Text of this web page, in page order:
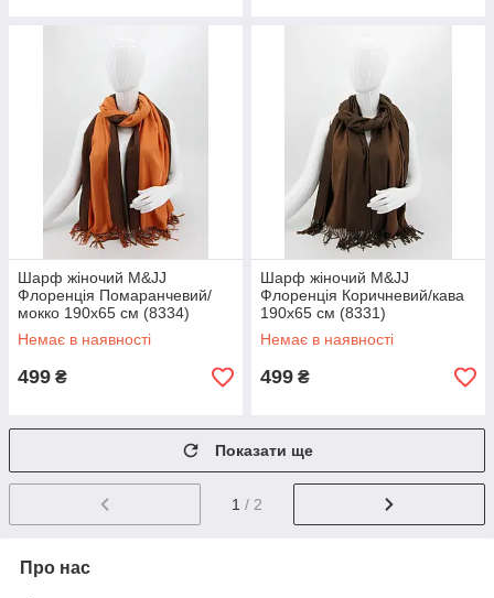
Шарф жіночий M&JJ
Флоренція Помаранчевий/
мокко 190х65 см (8334)
Немає в наявності
499 ₴
Шарф жіночий M&JJ
Флоренція Коричневий/кава
190х65 см (8331)
Немає в наявності
499 ₴
Показати ще
1 / 2
Про нас